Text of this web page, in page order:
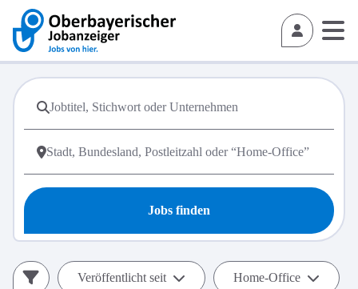
Jobs finden
Veröffentlicht seit Home-Office